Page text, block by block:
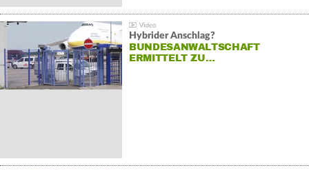
Hybrider Anschlag?
BUNDESANWALTSCHAFT
ERMITTELT ZU…